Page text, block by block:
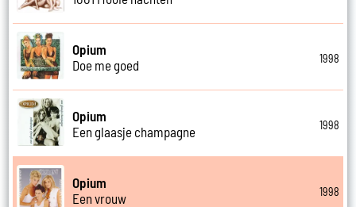
Opium
Doe me goed
1998
Opium
Een glaasje champagne
1998
Opium
Een vrouw
1998